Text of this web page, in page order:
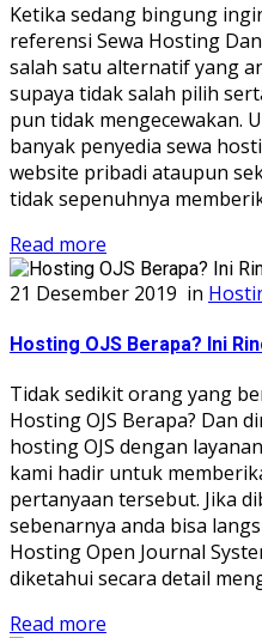
Ketika sedang bingung
referensi Sewa Hosting
salah satu alternatif yang
supaya tidak salah pilih
pun tidak mengecewakan.
banyak penyedia sewa
website pribadi ataupun
tidak sepenuhnya
Read more
21 Desember 2019 in
Hosting OJS Berapa? Ini
Tidak sedikit orang yang
Hosting OJS Berapa? Dan
hosting OJS dengan
kami hadir untuk
pertanyaan tersebut. Jika
sebenarnya anda bisa
Hosting Open Journal
diketahui secara detail
Read more